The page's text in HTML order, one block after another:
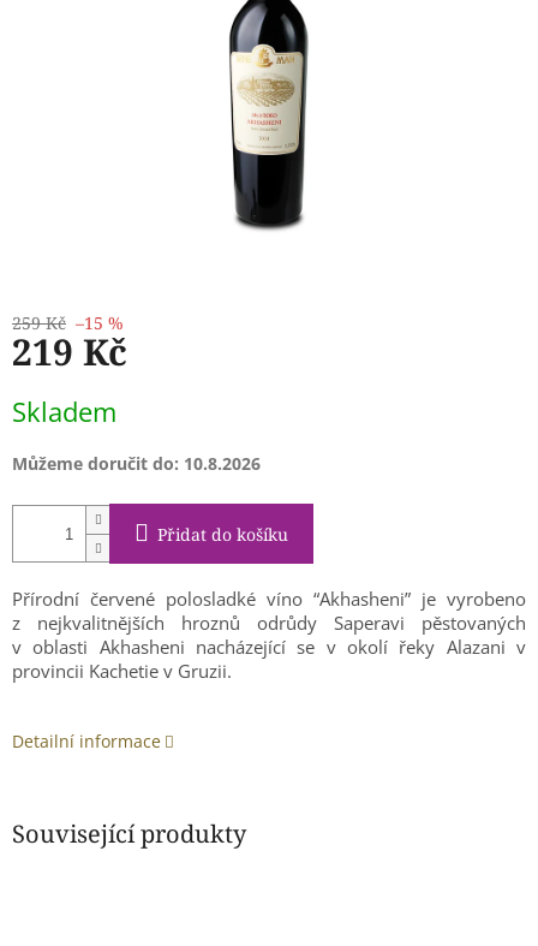
259 Kč –15 %
219 Kč
cena:
Skladem
Můžeme doručit do: 10.8.2026
Přidat do košíku
Přírodní červené polosladké víno “Akhasheni” je vyrobeno
z nejkvalitnějších hroznů odrůdy Saperavi pěstovaných
v oblasti Akhasheni nacházející se v okolí řeky Alazani v
provincii Kachetie v Gruzii.
Detailní informace
Související produkty